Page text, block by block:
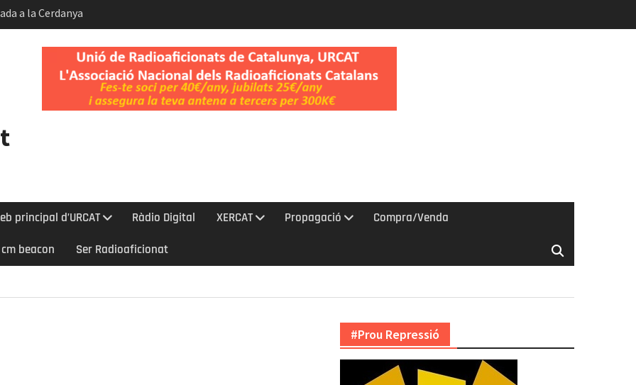
a la Cerdanya
i del Dia
Helmholtz
principal d’URCAT Ràdio Digital XERCAT Propagació Compra/Venda
cm beacon Ser Radioaficionat
#Prou Repressió